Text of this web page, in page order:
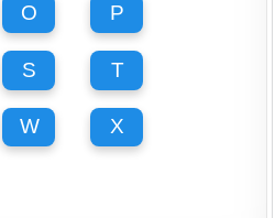
O P
S T
W X